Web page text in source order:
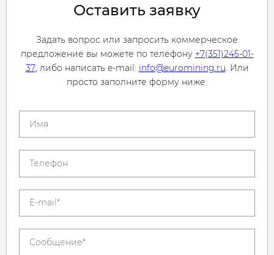
Оставить заявку
Задать вопрос или запросить коммерческое
предложение вы можете по телефону +7(351)245-01-
37, либо написать e-mail: info@euromining.ru. Или
просто заполните форму ниже: